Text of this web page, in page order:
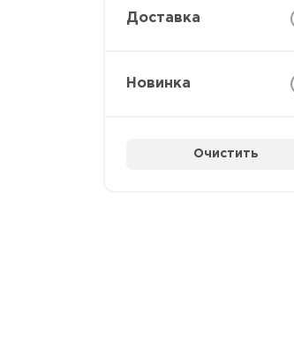
Доставка
Новинка
Очистить